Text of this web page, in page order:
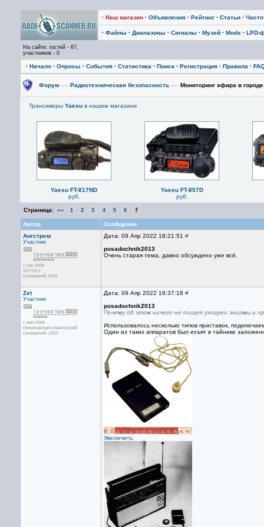
· Наш магазин · Объявления · Рейтинг · Статьи ·
· Файлы · Диапазоны · Сигналы · Музей · Mods · LPD-
На сайте: гостей - 67,
участников - 0
· Начало · Опросы · События · Статистика · Поиск · Регистрация · Правила ·
Форум —› Радиотехническая безопасность —› Мониторинг эфира в
Трансиверы Yaesu в нашем магазине
Yaesu FT-817ND
руб.
Yaesu FT-857D
руб.
Страница: «« 1 2 3 4 5 6 7
Автор
Сообщение
Ангстрем
Участник
с сен 2005
127.0.0.1
Сообщений: 9133
Дата: 09 Апр 2022 18:21:51 #
posadochnik2013
Очень старая тема, давно обсуждено уже всё.
Zet
Участник
с июл 2006
Петропавловск-Камчатский
Сообщений: 1252
Дата: 09 Апр 2022 19:37:18 #
posadochnik2013
Почему об этом ничего не пишут ухогреи энигмы и
Использовалось несколько типов приставок,
Один из таких аппаратов был изъят в тайнике
Увеличить